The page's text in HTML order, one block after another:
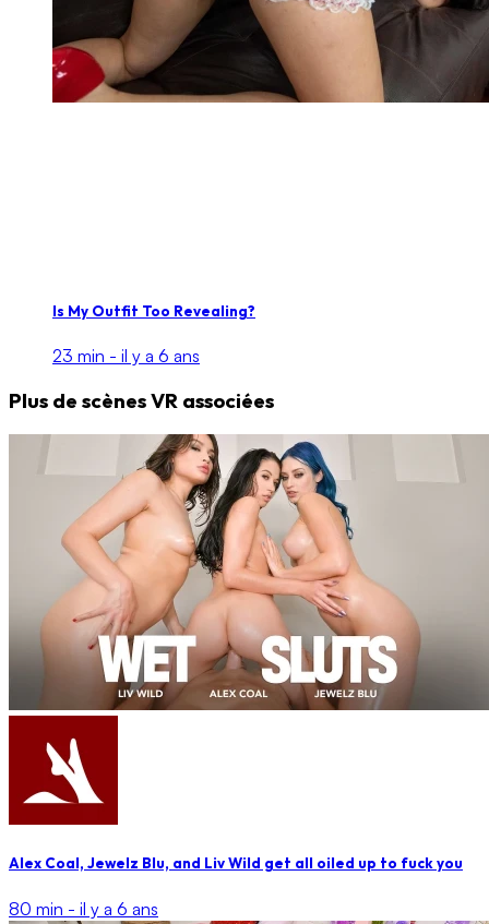
Is My Outfit Too Revealing?
23 min - il y a 6 ans
Plus de scènes VR associées
Alex Coal, Jewelz Blu, and Liv Wild get all oiled up to fuck you
80 min - il y a 6 ans